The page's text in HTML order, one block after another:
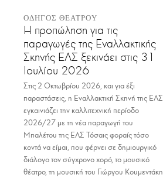
ΟΔΗΓΟΣ ΘΕΑΤΡΟΥ
Η προπώληση για τις
παραγωγές της Εναλλακτικής
Σκηνής ΕΛΣ ξεκινάει στις 31
Ιουλίου 2026
Στις 2 Οκτωβρίου 2026, και για έξι
παραστάσεις, η Εναλλακτική Σκηνή της ΕΛΣ
εγκαινιάζει την καλλιτεχνική περίοδο
2026/27 με τη νέα παραγωγή του
Μπαλέτου της ΕΛΣ Τόσαις φοραίς τόσο
κοντά να είμαι, που φέρνει σε δημιουργικό
διάλογο τον σύγχρονο χορό, το μουσικό
θέατρο, τη μουσική του Γιώργου Κουμεντάκη